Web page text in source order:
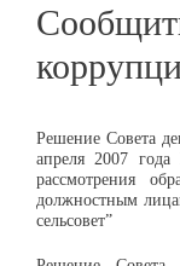
Решение Совета
апреля 2007
рассмотрения
должностным
сельсовет”